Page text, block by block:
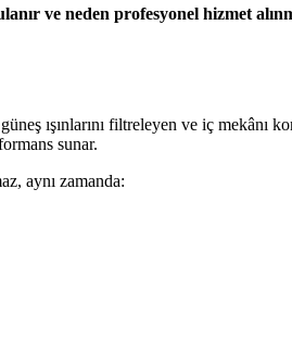
ve neden profesyonel hizmet
ışınlarını filtreleyen ve iç
sunar.
aynı zamanda: